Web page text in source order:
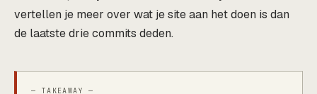
vertellen je meer over wat je site aan het doen is dan
de laatste drie commits deden.